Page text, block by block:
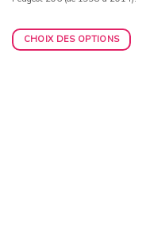
CHOIX DES OPTIONS